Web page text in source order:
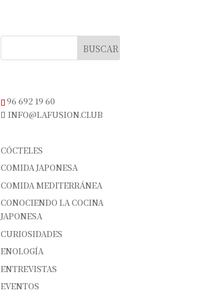
96 692 19 60
INFO@LAFUSION.CLUB
CÓCTELES
COMIDA JAPONESA
COMIDA MEDITERRÁNEA
CONOCIENDO LA COCINA
JAPONESA
CURIOSIDADES
ENOLOGÍA
ENTREVISTAS
EVENTOS